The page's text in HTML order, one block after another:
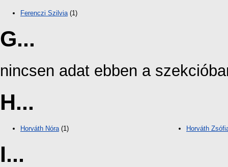
Ferenczi Szilvia(1)
G...
nincsen adat ebben a
H...
Horváth Nóra (1) Horváth
I...